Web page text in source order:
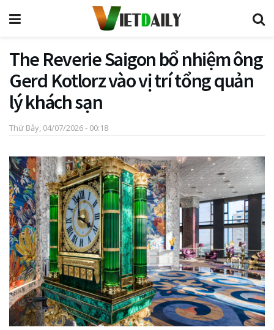
The Reverie Saigon bổ nhiệm ông
Gerd Kotlorz vào vị trí tổng quản
lý khách sạn
Thứ Bảy, 04/07/2026 - 00:18